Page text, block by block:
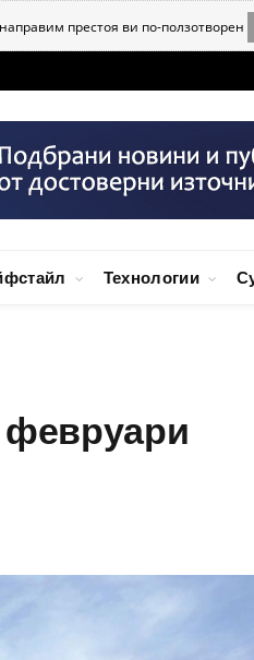
престоя ви по-ползотворен
Технологии
февруари